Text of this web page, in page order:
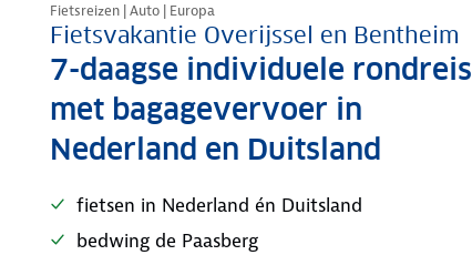
Fietsreizen | Auto | Europa
Fietsvakantie Overijssel en Bentheim
7-daagse individuele rondreis
met bagagevervoer in
Nederland en Duitsland
fietsen in Nederland én Duitsland
bedwing de Paasberg